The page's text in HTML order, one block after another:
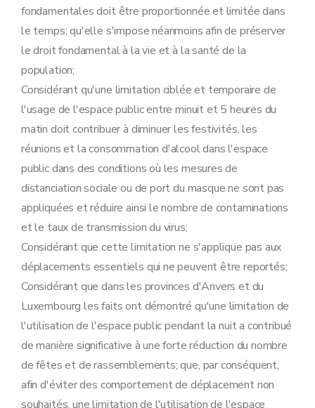
fondamentales doit être proportionnée et limitée dans
le temps; qu'elle s'impose néanmoins afin de préserver
le droit fondamental à la vie et à la santé de la
population;
Considérant qu'une limitation ciblée et temporaire de
l'usage de l'espace public entre minuit et 5 heures du
matin doit contribuer à diminuer les festivités, les
réunions et la consommation d'alcool dans l'espace
public dans des conditions où les mesures de
distanciation sociale ou de port du masque ne sont pas
appliquées et réduire ainsi le nombre de contaminations
et le taux de transmission du virus;
Considérant que cette limitation ne s'applique pas aux
déplacements essentiels qui ne peuvent être reportés;
Considérant que dans les provinces d'Anvers et du
Luxembourg les faits ont démontré qu'une limitation de
l'utilisation de l'espace public pendant la nuit a contribué
de manière significative à une forte réduction du nombre
de fêtes et de rassemblements; que, par conséquent,
afin d'éviter des comportement de déplacement non
souhaités, une limitation de l'utilisation de l'espace